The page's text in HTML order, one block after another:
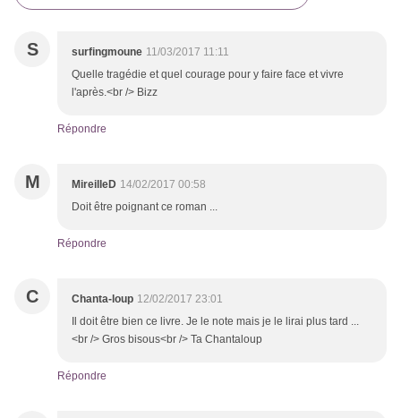
S surfingmoune 11/03/2017 11:11
Quelle tragédie et quel courage pour y faire face et vivre
l'après.<br /> Bizz
Répondre
M MireilleD 14/02/2017 00:58
Doit être poignant ce roman ...
Répondre
C Chanta-loup 12/02/2017 23:01
Il doit être bien ce livre. Je le note mais je le lirai plus tard ...
<br /> Gros bisous<br /> Ta Chantaloup
Répondre